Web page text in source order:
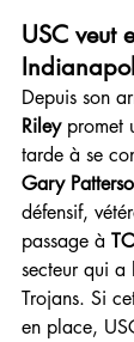
USC veut
Depuis son
Riley promet
tarde à se
Gary
défensif,
passage à
secteur qui a
Trojans. Si
en place,